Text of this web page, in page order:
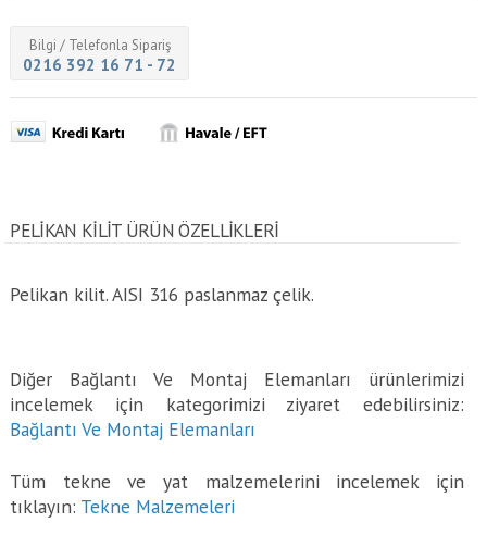
Bilgi / Telefonla Sipariş
0216 392 16 71 - 72
PELIKAN KILIT ÜRÜN ÖZELLİKLERİ
Pelikan kilit. AISI 316 paslanmaz çelik.
Diğer Bağlantı Ve Montaj Elemanları ürünlerimizi
incelemek için kategorimizi ziyaret edebilirsiniz:
Bağlantı Ve Montaj Elemanları
Tüm tekne ve yat malzemelerini incelemek için
tıklayın: Tekne Malzemeleri